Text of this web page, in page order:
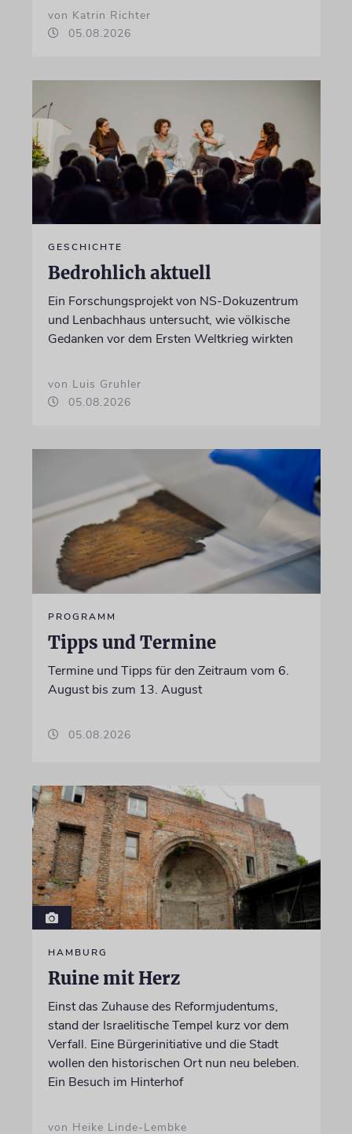
von Katrin Richter
05.08.2026
GESCHICHTE
Bedrohlich aktuell
Ein Forschungsprojekt von NS-Dokuzentrum
und Lenbachhaus untersucht, wie völkische
Gedanken vor dem Ersten Weltkrieg wirkten
von Luis Gruhler
05.08.2026
PROGRAMM
Tipps und Termine
Termine und Tipps für den Zeitraum vom 6.
August bis zum 13. August
05.08.2026
HAMBURG
Ruine mit Herz
Einst das Zuhause des Reformjudentums,
stand der Israelitische Tempel kurz vor dem
Verfall. Eine Bürgerinitiative und die Stadt
wollen den historischen Ort nun neu beleben.
Ein Besuch im Hinterhof
von Heike Linde-Lembke